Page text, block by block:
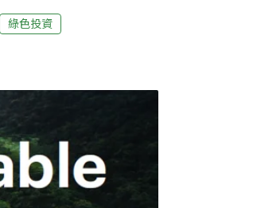
數個月前，由歐洲核電
場的國家，針對歐洲是
的草案試圖找到折衷立
源技術。對於以德國為首
顧慮。根據草案，如果
為永續投資標的；2045
須在電廠的生命週期內
綠色投資